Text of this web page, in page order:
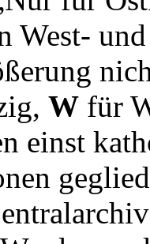
West-
W für
einst